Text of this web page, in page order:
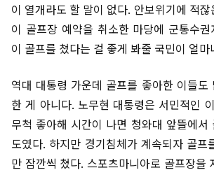
이 열개라도 할 말이 없다. 안보위기에 적
이 골프장 예약을 취소한 마당에 군통수
이 골프를 쳤다는 걸 좋게 봐줄 국민이 얼마
역대 대통령 가운데 골프를 좋아한 이들도
한 게 아니다. 노무현 대통령은 서민적인
무척 좋아해 시간이 나면 청와대 앞뜰에서
도였다. 하지만 경기침체가 계속되자 골프
만 잠깐씩 쳤다. 스포츠마니아로 골프장을